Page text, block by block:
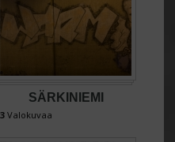
SÄRKINIEMI
Valokuvaa